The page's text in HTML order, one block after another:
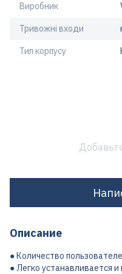
Виробник
Тривожні входи
Тип корпусу
Описание
● Количество
● Легко устанавливается